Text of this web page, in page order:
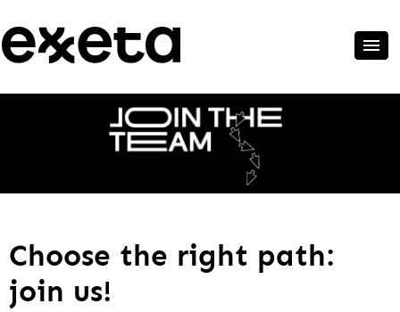
Choose the right path:
join us!